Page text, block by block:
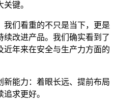
键。
我们看重的不只是当下，更是
改进产品。我们确实看到了
近年来在安全与生产力方面的
能力：着眼长远、提前布局
求更好。